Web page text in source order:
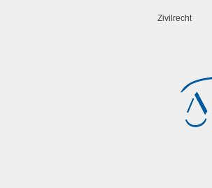
Zivilrecht